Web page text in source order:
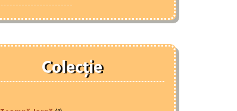
Colecție